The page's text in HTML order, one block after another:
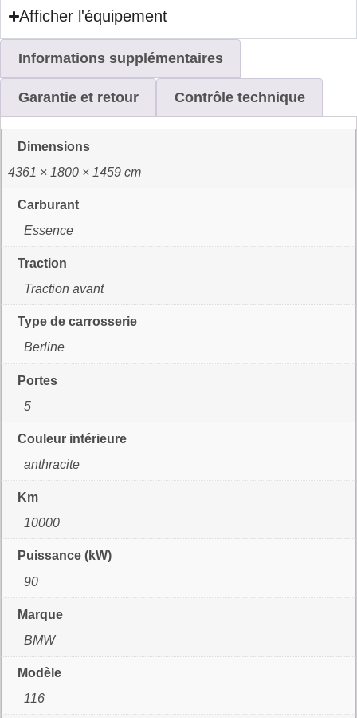
Afficher l'équipement
Informations supplémentaires
Garantie et retour Contrôle technique
Dimensions
4361 × 1800 × 1459 cm
Carburant
Essence
Traction
Traction avant
Type de carrosserie
Berline
Portes
5
Couleur intérieure
anthracite
Km
10000
Puissance (kW)
90
Marque
BMW
Modèle
116